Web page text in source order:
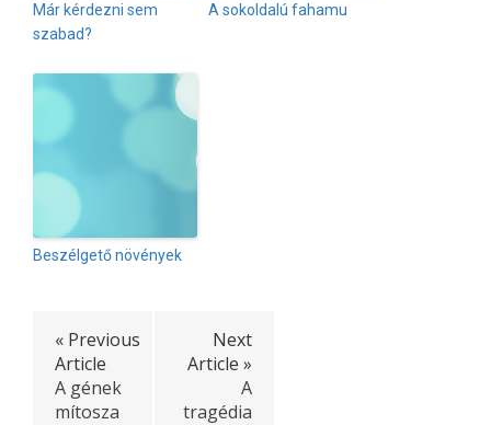
Már kérdezni sem
szabad?
A sokoldalú fahamu
Beszélgető növények
« Previous
Article
A gének
mítosza
Next
Article »
A
tragédia